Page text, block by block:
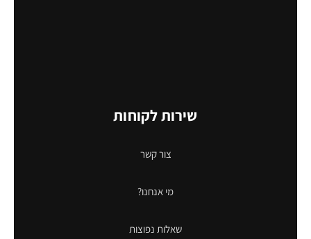
שירות לקוחות
צור קשר
מי אנחנו?
שאלות נפוצות